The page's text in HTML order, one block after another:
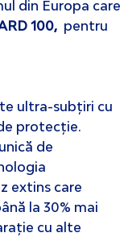
din Europa care
100, pentru
ultra-subțiri cu
protecție.
de
extins care
la 30% mai
cu alte